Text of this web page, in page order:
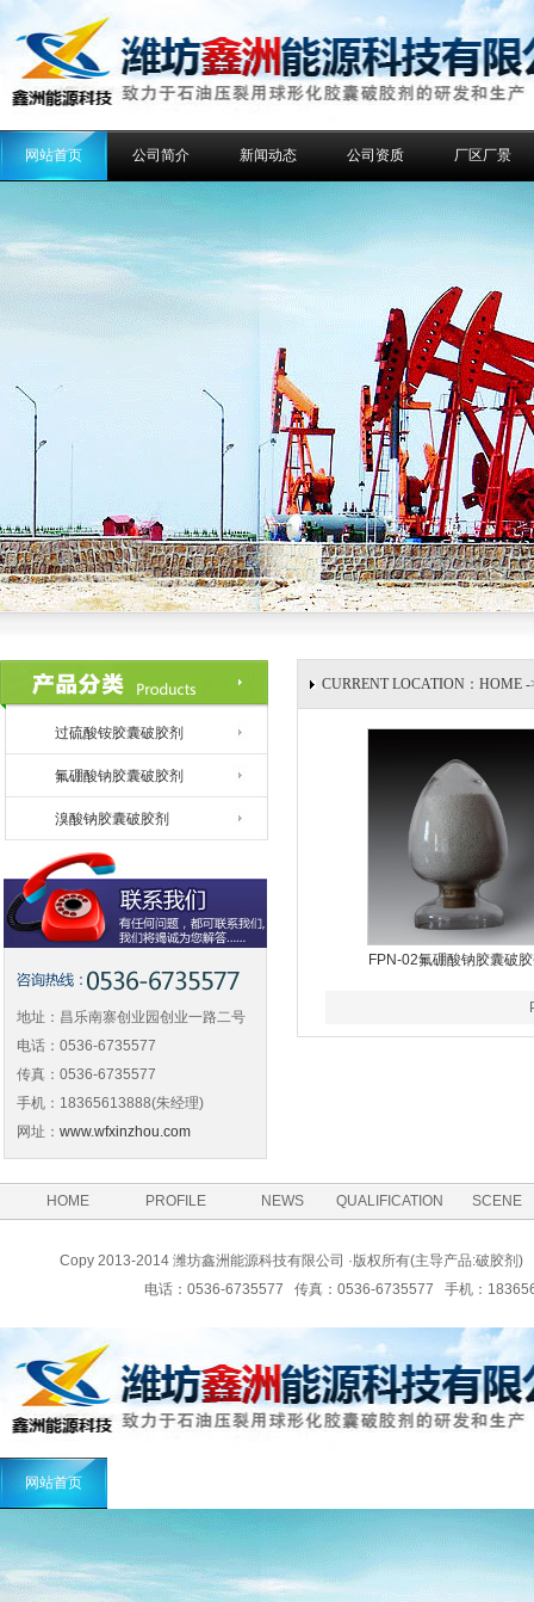
网站首页 公司简介 新闻动态 公司资质 厂区厂景
过硫酸铵胶囊破胶剂
氟硼酸钠胶囊破胶剂
溴酸钠胶囊破胶剂
地址：昌乐南寨创业园创业一路二号
电话：0536-6735577
传真：0536-6735577
手机：18365613888(朱经理)
网址： www.wfxinzhou.com
CURRENT LOCATION：HOME
FPN-02氟硼酸钠胶囊破
HOME PROFILE NEWS QUALIFICATION SCENE
Copy 2013-2014 潍坊鑫洲能源科技有限公司 ·版权所有(主导产品:破胶
电话：0536-6735577 传真：0536-6735577 手机：
网站首页